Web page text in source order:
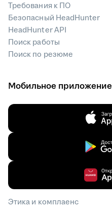
Требования к ПО
Безопасный HeadHunter
HeadHunter API
Поиск работы
Поиск по резюме
Мобильное приложение
Этика и комплаенс